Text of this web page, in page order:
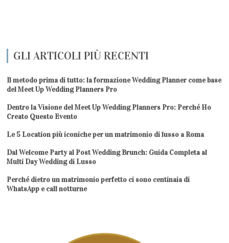
GLI ARTICOLI PIÙ RECENTI
Il metodo prima di tutto: la formazione Wedding Planner come base
del Meet Up Wedding Planners Pro
Dentro la Visione del Meet Up Wedding Planners Pro: Perché Ho
Creato Questo Evento
Le 5 Location più iconiche per un matrimonio di lusso a Roma
Dal Welcome Party al Post Wedding Brunch: Guida Completa al
Multi Day Wedding di Lusso
Perché dietro un matrimonio perfetto ci sono centinaia di
WhatsApp e call notturne